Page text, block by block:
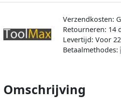
Verzendkosten:
Retourneren: 14
Levertijd: Voor
Betaalmethodes:
Omschrijving